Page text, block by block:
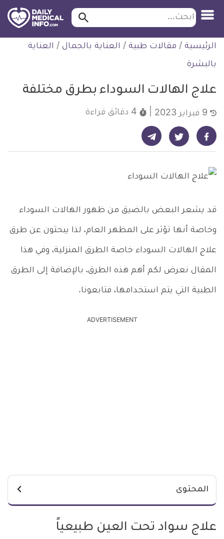
التخطي
للمحتوى
طبية
ابحث ابحث…
الرئيسية / مقالات طبية / العناية بالجمال / العناية
بالبشرة
علاج الهالات السوداء بطرق مختلفة
4 دقائق قراءة
شارك على فيسبوك - ديلي ميديكال انفو شارك على تويتر - ديلي ميديكال انفو شارك على تيليجرام - ديلي ميديكال انفو
قد يشعر البعض بالضيق من ظهور الهالات السوداء
وخاصة أنها تؤثر على المظهر العام، لذا يبحثون عن طرق
علاج الهالات السوداء خاصة الطرق المنزلية، وفي هذا
المقال نعرض لكم أهم هذه الطرق، بالإضافة إلى الطرق
الطبية التي يتم استخدامها، فتابعونا.
ADVERTISEMENT
المحتوى
علاج سواد تحت العين طبيعياً